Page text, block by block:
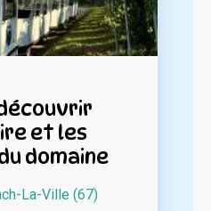
et les
domaine
La-Ville (67)